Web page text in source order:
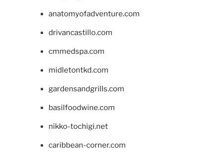
anatomyofadventure.com
drivancastillo.com
cmmedspa.com
midletontkd.com
gardensandgrills.com
basilfoodwine.com
nikko-tochigi.net
caribbean-corner.com